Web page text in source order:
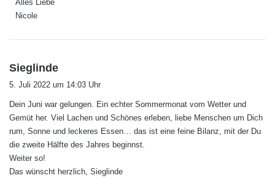
Alles Liebe
Nicole
Sieglinde
t
:
5. Juli 2022 um 14:03 Uhr
Dein Juni war gelungen. Ein echter Sommermonat vom Wetter und
Gemüt her. Viel Lachen und Schönes erleben, liebe Menschen um Dich
rum, Sonne und leckeres Essen… das ist eine feine Bilanz, mit der Du
die zweite Hälfte des Jahres beginnst.
Weiter so!
Das wünscht herzlich, Sieglinde